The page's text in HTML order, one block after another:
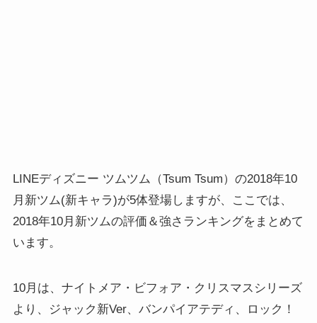
LINEディズニー ツムツム（Tsum Tsum）の2018年10
月新ツム(新キャラ)が5体登場しますが、ここでは、
2018年10月新ツムの評価＆強さランキングをまとめて
います。
10月は、ナイトメア・ビフォア・クリスマスシリーズ
より、ジャック新Ver、バンパイアテディ、ロック！